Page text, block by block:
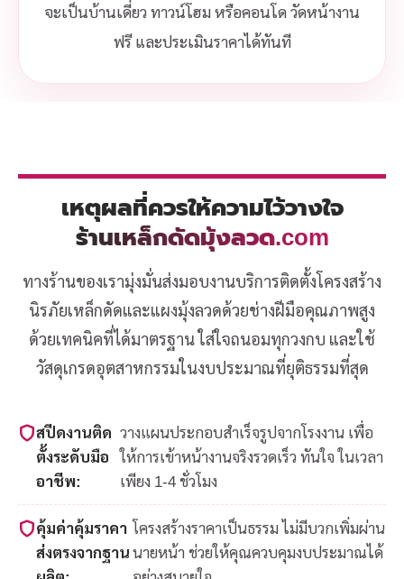
จะเป็นบ้านเดี่ยว ทาวน์โฮม หรือคอนโด วัดหน้างาน
ฟรี และประเมินราคาได้ทันที
เหตุผลที่ควรให้ความไว้วางใจ
ร้านเหล็กดัดมุ้งลวด.com
ทางร้านของเรามุ่งมั่นส่งมอบงานบริการติดตั้งโครงสร้าง
นิรภัยเหล็กดัดและแผงมุ้งลวดด้วยช่างฝีมือคุณภาพสูง
ด้วยเทคนิคที่ได้มาตรฐาน ใส่ใจถนอมทุกวงกบ และใช้
วัสดุเกรดอุตสาหกรรมในงบประมาณที่ยุติธรรมที่สุด
สปีดงานติด
ตั้งระดับมือ
อาชีพ:
วางแผนประกอบสำเร็จรูปจากโรงงาน เพื่อ
ให้การเข้าหน้างานจริงรวดเร็ว ทันใจ ในเวลา
เพียง 1-4 ชั่วโมง
คุ้มค่าคุ้มราคา
ส่งตรงจากฐาน
โครงสร้างราคาเป็นธรรม ไม่มีบวกเพิ่มผ่าน
นายหน้า ช่วยให้คุณควบคุมงบประมาณได้